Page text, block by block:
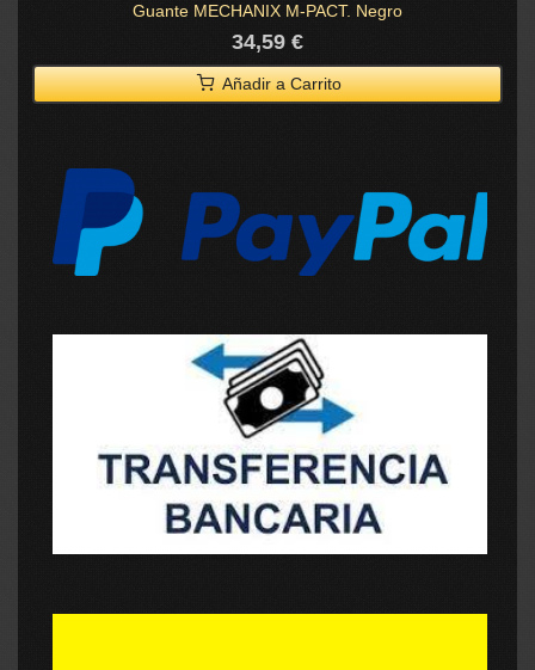
Guante MECHANIX M-PACT. Negro
34,59 €
Añadir a Carrito